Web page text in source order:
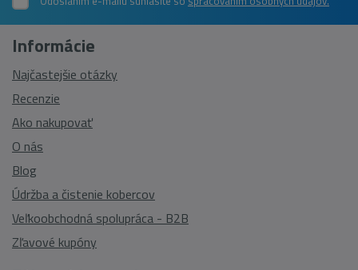
Informácie
Najčastejšie otázky
Recenzie
Ako nakupovať
O nás
Blog
Údržba a čistenie kobercov
Veľkoobchodná spolupráca - B2B
Zľavové kupóny